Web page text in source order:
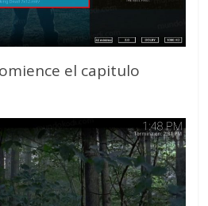
el capitulo